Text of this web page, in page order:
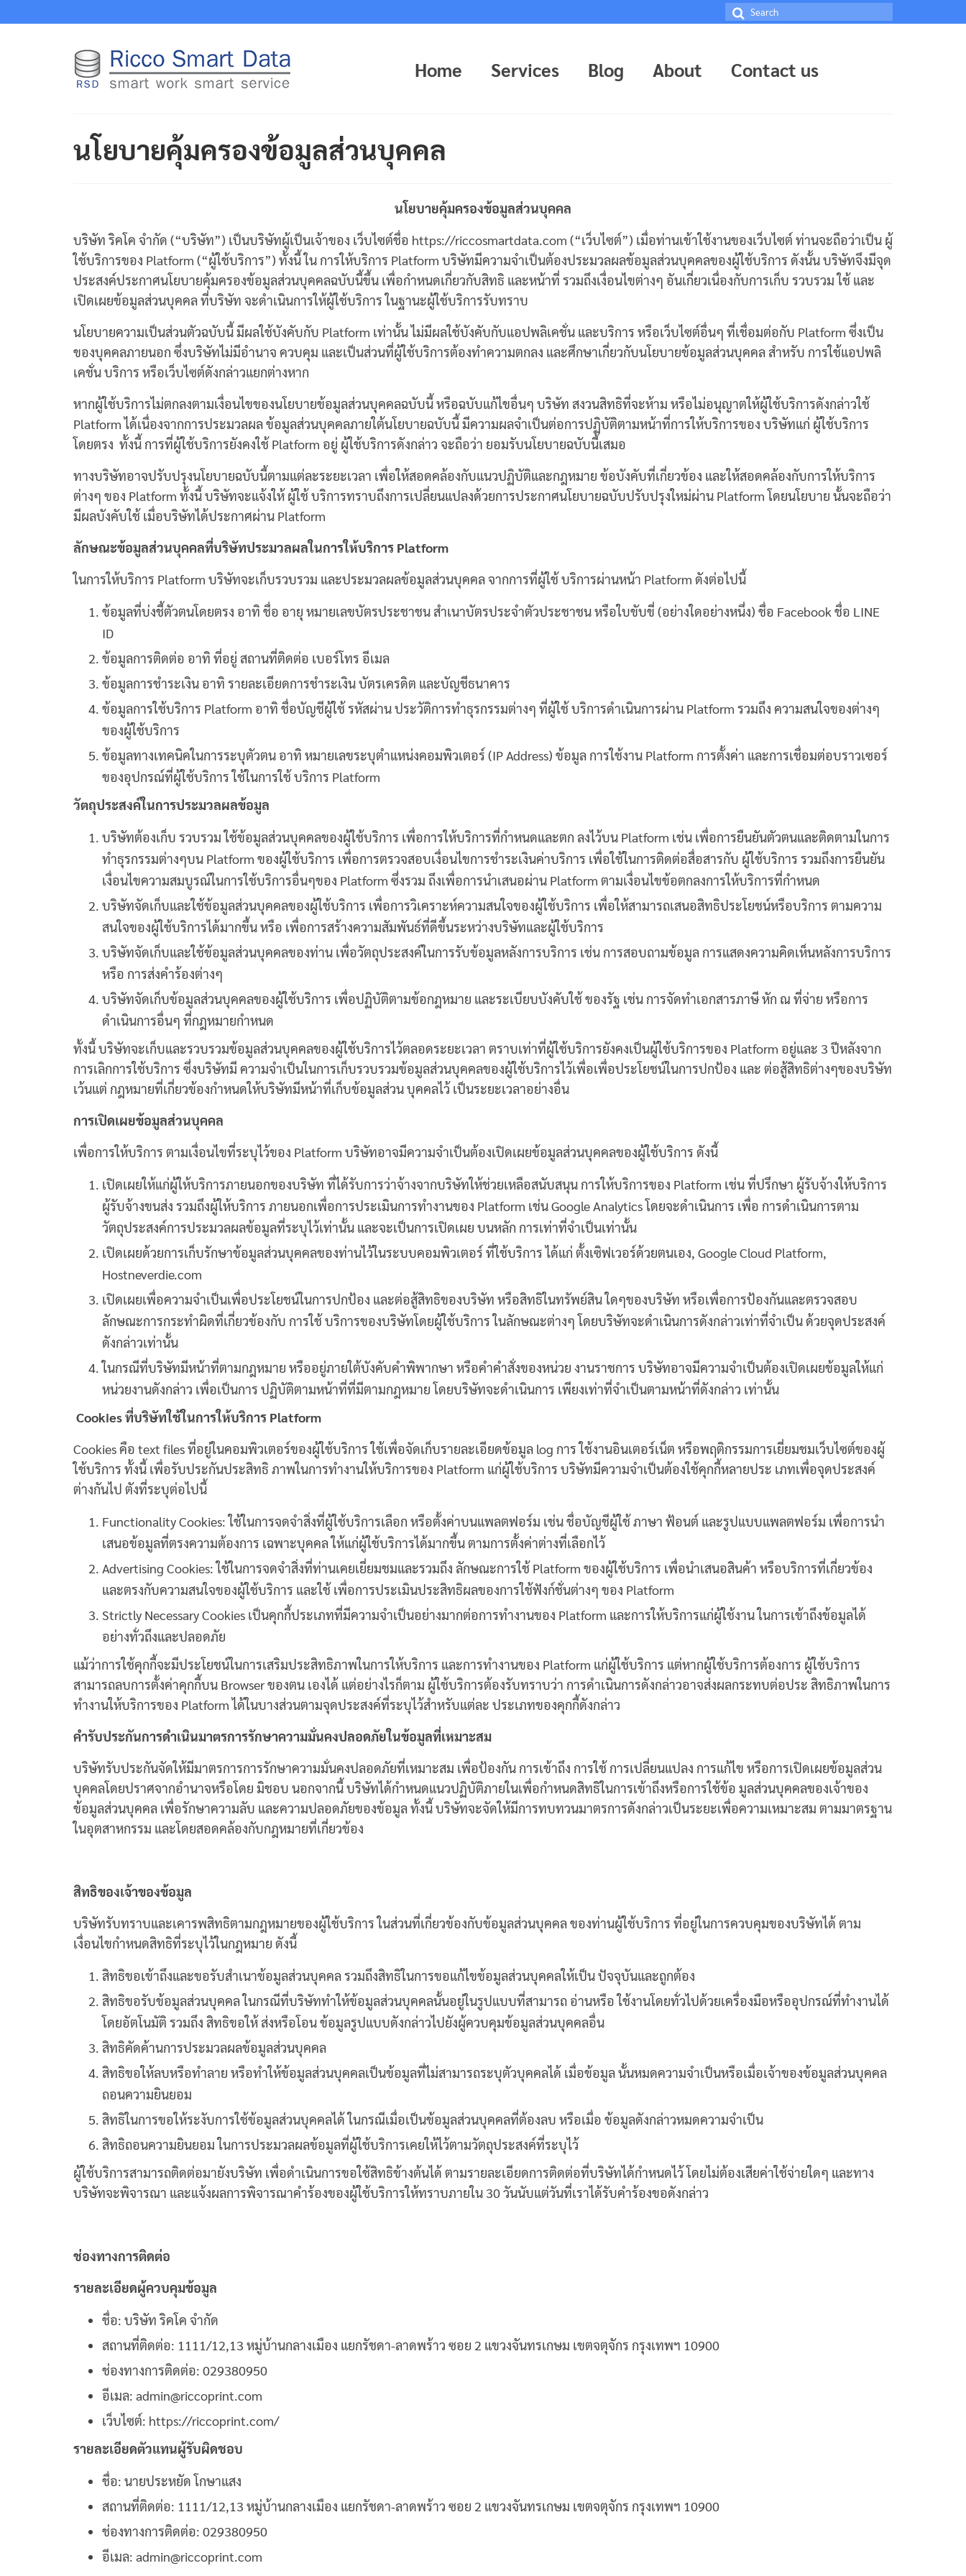
Search
Home Services Blog About Contact us
นโยบายคุ้มครองข้อมูลส่วนบุคคล
นโยบายคุ้มครองข้อมูลส่วนบุคคล
บริษัท ริคโค จำกัด (“บริษัท”) เป็นบริษัทผู้เป็นเจ้าของ เว็บไซต์ชื่อ https://riccosmartdata.com (“เว็บไซต์”) เมื่อท่านเข้าใช้งานของเว็บไซต์ ท่านจะถือว่าเป็น ผู้
ใช้บริการของ Platform (“ผู้ใช้บริการ”) ทั้งนี้ ใน การให้บริการ Platform บริษัทมีความจำเป็นต้องประมวลผลข้อมูลส่วนบุคคลของผู้ใช้บริการ ดังนั้น บริษัทจึงมีจุด
ประสงค์ประกาศนโยบายคุ้มครองข้อมูลส่วนบุคคลฉบับนี้ขึ้น เพื่อกำหนดเกี่ยวกับสิทธิ และหน้าที่ รวมถึงเงื่อนไขต่างๆ อันเกี่ยวเนื่องกับการเก็บ รวบรวม ใช้ และ
เปิดเผยข้อมูลส่วนบุคคล ที่บริษัท จะดำเนินการให้ผู้ใช้บริการ ในฐานะผู้ใช้บริการรับทราบ
นโยบายความเป็นส่วนตัวฉบับนี้ มีผลใช้บังคับกับ Platform เท่านั้น ไม่มีผลใช้บังคับกับแอปพลิเคชั่น และบริการ หรือเว็บไซต์อื่นๆ ที่เชื่อมต่อกับ Platform ซึ่งเป็น
ของบุคคลภายนอก ซึ่งบริษัทไม่มีอำนาจ ควบคุม และเป็นส่วนที่ผู้ใช้บริการต้องทำความตกลง และศึกษาเกี่ยวกับนโยบายข้อมูลส่วนบุคคล สำหรับ การใช้แอปพลิ
เคชั่น บริการ หรือเว็บไซต์ดังกล่าวแยกต่างหาก
หากผู้ใช้บริการไม่ตกลงตามเงื่อนไขของนโยบายข้อมูลส่วนบุคคลฉบับนี้ หรือฉบับแก้ไขอื่นๆ บริษัท สงวนสิทธิที่จะห้าม หรือไม่อนุญาตให้ผู้ใช้บริการดังกล่าวใช้
Platform ได้เนื่องจากการประมวลผล ข้อมูลส่วนบุคคลภายใต้นโยบายฉบับนี้ มีความผลจำเป็นต่อการปฏิบัติตามหน้าที่การให้บริการของ บริษัทแก่ ผู้ใช้บริการ
โดยตรง ทั้งนี้ การที่ผู้ใช้บริการยังคงใช้ Platform อยู่ ผู้ใช้บริการดังกล่าว จะถือว่า ยอมรับนโยบายฉบับนี้เสมอ
ทางบริษัทอาจปรับปรุงนโยบายฉบับนี้ตามแต่ละระยะเวลา เพื่อให้สอดคล้องกับแนวปฏิบัติและกฎหมาย ข้อบังคับที่เกี่ยวข้อง และให้สอดคล้องกับการให้บริการ
ต่างๆ ของ Platform ทั้งนี้ บริษัทจะแจ้งให้ ผู้ใช้ บริการทราบถึงการเปลี่ยนแปลงด้วยการประกาศนโยบายฉบับปรับปรุงใหม่ผ่าน Platform โดยนโยบาย นั้นจะถือว่า
มีผลบังคับใช้ เมื่อบริษัทได้ประกาศผ่าน Platform
ลักษณะข้อมูลส่วนบุคคลที่บริษัทประมวลผลในการให้บริการ Platform
ในการให้บริการ Platform บริษัทจะเก็บรวบรวม และประมวลผลข้อมูลส่วนบุคคล จากการที่ผู้ใช้ บริการผ่านหน้า Platform ดังต่อไปนี้
ข้อมูลที่บ่งชี้ตัวตนโดยตรง อาทิ ชื่อ อายุ หมายเลขบัตรประชาชน สำเนาบัตรประจำตัวประชาชน หรือใบขับขี่ (อย่างใดอย่างหนึ่ง) ชื่อ Facebook ชื่อ LINE
ID
ข้อมูลการติดต่อ อาทิ ที่อยู่ สถานที่ติดต่อ เบอร์โทร อีเมล
ข้อมูลการชำระเงิน อาทิ รายละเอียดการชำระเงิน บัตรเครดิต และบัญชีธนาคาร
ข้อมูลการใช้บริการ Platform อาทิ ชื่อบัญชีผู้ใช้ รหัสผ่าน ประวัติการทำธุรกรรมต่างๆ ที่ผู้ใช้ บริการดำเนินการผ่าน Platform รวมถึง ความสนใจของต่างๆ
ของผู้ใช้บริการ
ข้อมูลทางเทคนิคในการระบุตัวตน อาทิ หมายเลขระบุตำแหน่งคอมพิวเตอร์ (IP Address) ข้อมูล การใช้งาน Platform การตั้งค่า และการเชื่อมต่อบราวเซอร์
ของอุปกรณ์ที่ผู้ใช้บริการ ใช้ในการใช้ บริการ Platform
วัตถุประสงค์ในการประมวลผลข้อมูล
บริษัทต้องเก็บ รวบรวม ใช้ข้อมูลส่วนบุคคลของผู้ใช้บริการ เพื่อการให้บริการที่กำหนดและตก ลงไว้บน Platform เช่น เพื่อการยืนยันตัวตนและติดตามในการ
ทำธุรกรรมต่างๆบน Platform ของผู้ใช้บริการ เพื่อการตรวจสอบเงื่อนไขการชำระเงินค่าบริการ เพื่อใช้ในการติดต่อสื่อสารกับ ผู้ใช้บริการ รวมถึงการยืนยัน
เงื่อนไขความสมบูรณ์ในการใช้บริการอื่นๆของ Platform ซึ่งรวม ถึงเพื่อการนำเสนอผ่าน Platform ตามเงื่อนไขข้อตกลงการให้บริการที่กำหนด
บริษัทจัดเก็บและใช้ข้อมูลส่วนบุคคลของผู้ใช้บริการ เพื่อการวิเคราะห์ความสนใจของผู้ใช้บริการ เพื่อให้สามารถเสนอสิทธิประโยชน์หรือบริการ ตามความ
สนใจของผู้ใช้บริการได้มากขึ้น หรือ เพื่อการสร้างความสัมพันธ์ที่ดีขึ้นระหว่างบริษัทและผู้ใช้บริการ
บริษัทจัดเก็บและใช้ข้อมูลส่วนบุคคลของท่าน เพื่อวัตถุประสงค์ในการรับข้อมูลหลังการบริการ เช่น การสอบถามข้อมูล การแสดงความคิดเห็นหลังการบริการ
หรือ การส่งคำร้องต่างๆ
บริษัทจัดเก็บข้อมูลส่วนบุคคลของผู้ใช้บริการ เพื่อปฏิบัติตามข้อกฎหมาย และระเบียบบังคับใช้ ของรัฐ เช่น การจัดทำเอกสารภาษี หัก ณ ที่จ่าย หรือการ
ดำเนินการอื่นๆ ที่กฎหมายกำหนด
ทั้งนี้ บริษัทจะเก็บและรวบรวมข้อมูลส่วนบุคคลของผู้ใช้บริการไว้ตลอดระยะเวลา ตราบเท่าที่ผู้ใช้บริการยังคงเป็นผู้ใช้บริการของ Platform อยู่และ 3 ปีหลังจาก
การเลิกการใช้บริการ ซึ่งบริษัทมี ความจำเป็นในการเก็บรวบรวมข้อมูลส่วนบุคคลของผู้ใช้บริการไว้เพื่อเพื่อประโยชน์ในการปกป้อง และ ต่อสู้สิทธิต่างๆของบริษัท
เว้นแต่ กฎหมายที่เกี่ยวข้องกำหนดให้บริษัทมีหน้าที่เก็บข้อมูลส่วน บุคคลไว้ เป็นระยะเวลาอย่างอื่น
การเปิดเผยข้อมูลส่วนบุคคล
เพื่อการให้บริการ ตามเงื่อนไขที่ระบุไว้ของ Platform บริษัทอาจมีความจำเป็นต้องเปิดเผยข้อมูลส่วนบุคคลของผู้ใช้บริการ ดังนี้
เปิดเผยให้แก่ผู้ให้บริการภายนอกของบริษัท ที่ได้รับการว่าจ้างจากบริษัทให้ช่วยเหลือสนับสนุน การให้บริการของ Platform เช่น ที่ปรึกษา ผู้รับจ้างให้บริการ
ผู้รับจ้างขนส่ง รวมถึงผู้ให้บริการ ภายนอกเพื่อการประเมินการทำงานของ Platform เช่น Google Analytics โดยจะดำเนินการ เพื่อ การดำเนินการตาม
วัตถุประสงค์การประมวลผลข้อมูลที่ระบุไว้เท่านั้น และจะเป็นการเปิดเผย บนหลัก การเท่าที่จำเป็นเท่านั้น
เปิดเผยด้วยการเก็บรักษาข้อมูลส่วนบุคคลของท่านไว้ในระบบคอมพิวเตอร์ ที่ใช้บริการ ได้แก่ ตั้งเซิฟเวอร์ด้วยตนเอง, Google Cloud Platform,
Hostneverdie.com
เปิดเผยเพื่อความจำเป็นเพื่อประโยชน์ในการปกป้อง และต่อสู้สิทธิของบริษัท หรือสิทธิในทรัพย์สิน ใดๆของบริษัท หรือเพื่อการป้องกันและตรวจสอบ
ลักษณะการกระทำผิดที่เกี่ยวข้องกับ การใช้ บริการของบริษัทโดยผู้ใช้บริการ ในลักษณะต่างๆ โดยบริษัทจะดำเนินการดังกล่าวเท่าที่จำเป็น ด้วยจุดประสงค์
ดังกล่าวเท่านั้น
ในกรณีที่บริษัทมีหน้าที่ตามกฎหมาย หรืออยู่ภายใต้บังคับคำพิพากษา หรือคำคำสั่งของหน่วย งานราชการ บริษัทอาจมีความจำเป็นต้องเปิดเผยข้อมูลให้แก่
หน่วยงานดังกล่าว เพื่อเป็นการ ปฏิบัติตามหน้าที่ที่มีตามกฎหมาย โดยบริษัทจะดำเนินการ เพียงเท่าที่จำเป็นตามหน้าที่ดังกล่าว เท่านั้น
Cookies ที่บริษัทใช้ในการให้บริการ Platform
Cookies คือ text files ที่อยู่ในคอมพิวเตอร์ของผู้ใช้บริการ ใช้เพื่อจัดเก็บรายละเอียดข้อมูล log การ ใช้งานอินเตอร์เน็ต หรือพฤติกรรมการเยี่ยมชมเว็บไซต์ของผู้
ใช้บริการ ทั้งนี้ เพื่อรับประกันประสิทธิ ภาพในการทำงานให้บริการของ Platform แก่ผู้ใช้บริการ บริษัทมีความจำเป็นต้องใช้คุกกี้หลายประ เภทเพื่อจุดประสงค์
ต่างกันไป ตังที่ระบุต่อไปนี้
Functionality Cookies: ใช้ในการจดจำสิ่งที่ผู้ใช้บริการเลือก หรือตั้งค่าบนแพลตฟอร์ม เช่น ชื่อบัญชีผู้ใช้ ภาษา ฟ้อนต์ และรูปแบบแพลตฟอร์ม เพื่อการนำ
เสนอข้อมูลที่ตรงความต้องการ เฉพาะบุคคล ให้แก่ผู้ใช้บริการได้มากขึ้น ตามการตั้งค่าต่างที่เลือกไว้
Advertising Cookies: ใช้ในการจดจำสิ่งที่ท่านเคยเยี่ยมชมและรวมถึง ลักษณะการใช้ Platform ของผู้ใช้บริการ เพื่อนำเสนอสินค้า หรือบริการที่เกี่ยวข้อง
และตรงกับความสนใจของผู้ใช้บริการ และใช้ เพื่อการประเมินประสิทธิผลของการใช้ฟังก์ชั่นต่างๆ ของ Platform
Strictly Necessary Cookies เป็นคุกกี้ประเภทที่มีความจำเป็นอย่างมากต่อการทำงานของ Platform และการให้บริการแก่ผู้ใช้งาน ในการเข้าถึงข้อมูลได้
อย่างทั่วถึงและปลอดภัย
แม้ว่าการใช้คุกกี้จะมีประโยชน์ในการเสริมประสิทธิภาพในการให้บริการ และการทำงานของ Platform แก่ผู้ใช้บริการ แต่หากผู้ใช้บริการต้องการ ผู้ใช้บริการ
สามารถลบการตั้งค่าคุกกี้บน Browser ของตน เองได้ แต่อย่างไรก็ตาม ผู้ใช้บริการต้องรับทราบว่า การดำเนินการดังกล่าวอาจส่งผลกระทบต่อประ สิทธิภาพในการ
ทำงานให้บริการของ Platform ได้ในบางส่วนตามจุดประสงค์ที่ระบุไว้สำหรับแต่ละ ประเภทของคุกกี้ดังกล่าว
คำรับประกันการดำเนินมาตรการรักษาความมั่นคงปลอดภัยในข้อมูลที่เหมาะสม
บริษัทรับประกันจัดให้มีมาตรการการรักษาความมั่นคงปลอดภัยที่เหมาะสม เพื่อป้องกัน การเข้าถึง การใช้ การเปลี่ยนแปลง การแก้ไข หรือการเปิดเผยข้อมูลส่วน
บุคคลโดยปราศจากอำนาจหรือโดย มิชอบ นอกจากนี้ บริษัทได้กำหนดแนวปฏิบัติภายในเพื่อกำหนดสิทธิในการเข้าถึงหรือการใช้ข้อ มูลส่วนบุคคลของเจ้าของ
ข้อมูลส่วนบุคคล เพื่อรักษาความลับ และความปลอดภัยของข้อมูล ทั้งนี้ บริษัทจะจัดให้มีการทบทวนมาตรการดังกล่าวเป็นระยะเพื่อความเหมาะสม ตามมาตรฐาน
ในอุตสาหกรรม และโดยสอดคล้องกับกฎหมายที่เกี่ยวข้อง
สิทธิของเจ้าของข้อมูล
บริษัทรับทราบและเคารพสิทธิตามกฎหมายของผู้ใช้บริการ ในส่วนที่เกี่ยวข้องกับข้อมูลส่วนบุคคล ของท่านผู้ใช้บริการ ที่อยู่ในการควบคุมของบริษัทได้ ตาม
เงื่อนไขกำหนดสิทธิที่ระบุไว้ในกฎหมาย ดังนี้
สิทธิขอเข้าถึงและขอรับสำเนาข้อมูลส่วนบุคคล รวมถึงสิทธิในการขอแก้ไขข้อมูลส่วนบุคคลให้เป็น ปัจจุบันและถูกต้อง
สิทธิขอรับข้อมูลส่วนบุคคล ในกรณีที่บริษัททำให้ข้อมูลส่วนบุคคลนั้นอยู่ในรูปแบบที่สามารถ อ่านหรือ ใช้งานโดยทั่วไปด้วยเครื่องมือหรืออุปกรณ์ที่ทำงานได้
โดยอัตโนมัติ รวมถึง สิทธิขอให้ ส่งหรือโอน ข้อมูลรูปแบบดังกล่าวไปยังผู้ควบคุมข้อมูลส่วนบุคคลอื่น
สิทธิคัดค้านการประมวลผลข้อมูลส่วนบุคคล
สิทธิขอให้ลบหรือทำลาย หรือทำให้ข้อมูลส่วนบุคคลเป็นข้อมูลที่ไม่สามารถระบุตัวบุคคลได้ เมื่อข้อมูล นั้นหมดความจำเป็นหรือเมื่อเจ้าของข้อมูลส่วนบุคคล
ถอนความยินยอม
สิทธิในการขอให้ระงับการใช้ข้อมูลส่วนบุคคลได้ ในกรณีเมื่อเป็นข้อมูลส่วนบุคคลที่ต้องลบ หรือเมื่อ ข้อมูลดังกล่าวหมดความจำเป็น
สิทธิถอนความยินยอม ในการประมวลผลข้อมูลที่ผู้ใช้บริการเคยให้ไว้ตามวัตถุประสงค์ที่ระบุไว้
ผู้ใช้บริการสามารถติดต่อมายังบริษัท เพื่อดำเนินการขอใช้สิทธิข้างต้นได้ ตามรายละเอียดการติดต่อที่บริษัทได้กำหนดไว้ โดยไม่ต้องเสียค่าใช้จ่ายใดๆ และทาง
บริษัทจะพิจารณา และแจ้งผลการพิจารณาคำร้องของผู้ใช้บริการให้ทราบภายใน 30 วันนับแต่วันที่เราได้รับคำร้องขอดังกล่าว
ช่องทางการติดต่อ
รายละเอียดผู้ควบคุมข้อมูล
ชื่อ: บริษัท ริคโค จำกัด
สถานที่ติดต่อ: 1111/12,13 หมู่บ้านกลางเมือง แยกรัชดา-ลาดพร้าว ซอย 2 แขวงจันทรเกษม เขตจตุจักร กรุงเทพฯ 10900
ช่องทางการติดต่อ: 029380950
อีเมล: admin@riccoprint.com
เว็บไซต์: https://riccoprint.com/
รายละเอียดตัวแทนผู้รับผิดชอบ
ชื่อ: นายประหยัด โกษาแสง
สถานที่ติดต่อ: 1111/12,13 หมู่บ้านกลางเมือง แยกรัชดา-ลาดพร้าว ซอย 2 แขวงจันทรเกษม เขตจตุจักร กรุงเทพฯ 10900
ช่องทางการติดต่อ: 029380950
อีเมล: admin@riccoprint.com